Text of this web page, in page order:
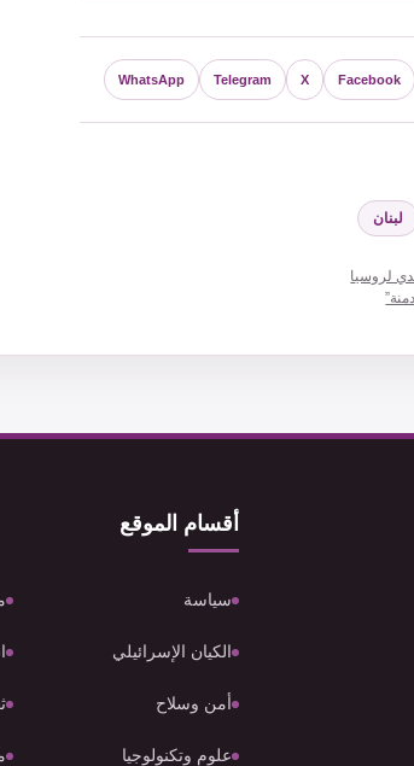
Facebook
X
Telegram
WhatsApp
لبنان
لروسيا
أقسام الموقع
سياسة
الكيان الإسرائيلي
أمن وسلاح
علوم وتكنولوجيا